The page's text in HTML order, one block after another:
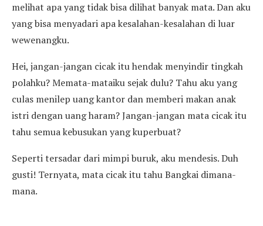
melihat apa yang tidak bisa dilihat banyak mata. Dan aku
yang bisa menyadari apa kesalahan-kesalahan di luar
wewenangku.
Hei, jangan-jangan cicak itu hendak menyindir tingkah
polahku? Memata-mataiku sejak dulu? Tahu aku yang
culas menilep uang kantor dan memberi makan anak
istri dengan uang haram? Jangan-jangan mata cicak itu
tahu semua kebusukan yang kuperbuat?
Seperti tersadar dari mimpi buruk, aku mendesis. Duh
gusti! Ternyata, mata cicak itu tahu Bangkai dimana-
mana.